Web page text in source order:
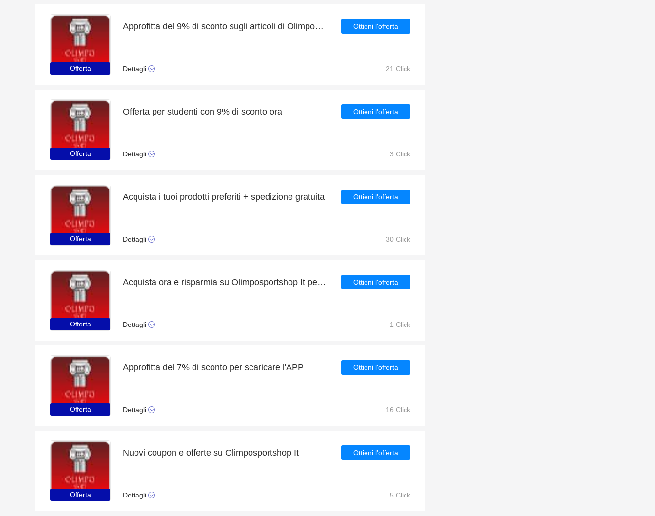
Offerta
Approfitta del 9% di sconto sugli articoli di Olimposportshop It
Dettagli
Ottieni l'offerta
21 Click
Offerta
Offerta per studenti con 9% di sconto ora
Dettagli
Ottieni l'offerta
3 Click
Offerta
Acquista i tuoi prodotti preferiti + spedizione gratuita
Dettagli
Ottieni l'offerta
30 Click
Offerta
Acquista ora e risparmia su Olimposportshop It per Natale
Dettagli
Ottieni l'offerta
1 Click
Offerta
Approfitta del 7% di sconto per scaricare l'APP
Dettagli
Ottieni l'offerta
16 Click
Offerta
Nuovi coupon e offerte su Olimposportshop It
Dettagli
Ottieni l'offerta
5 Click